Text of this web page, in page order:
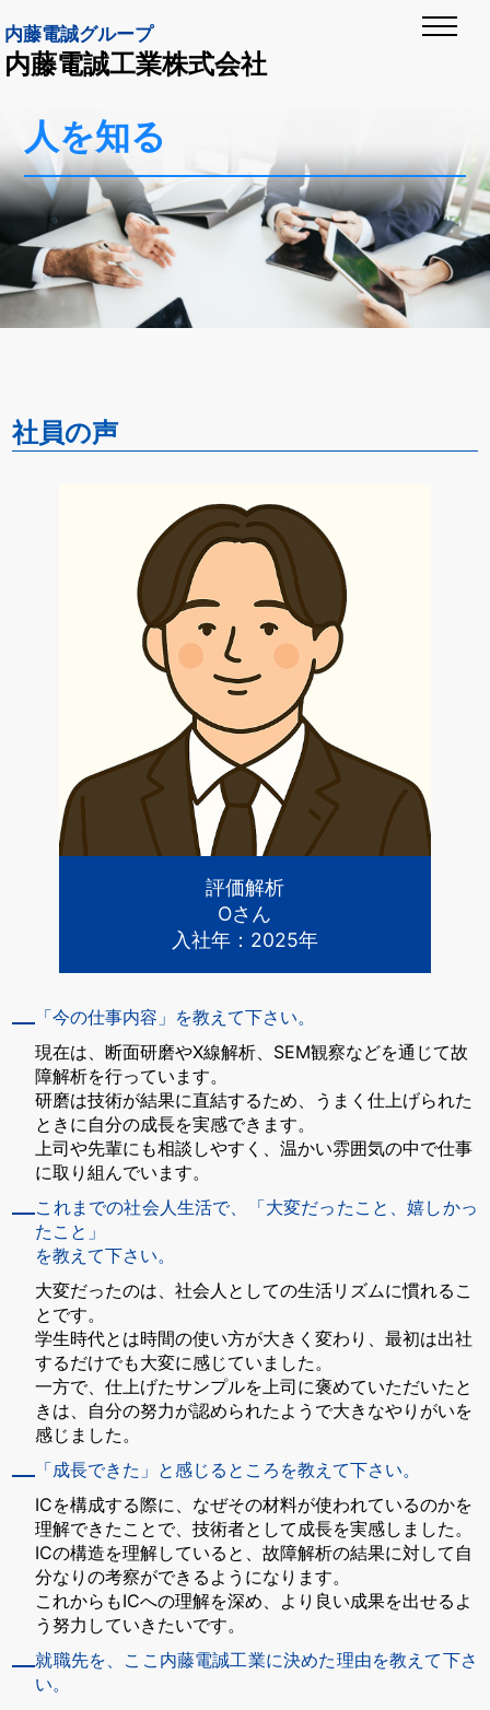
内藤電誠グループ
内藤電誠工業株式会社
人を知る
社員の声
評価解析
Oさん
入社年：2025年
「今の仕事内容」を教えて下さい。
現在は、断面研磨やX線解析、SEM観察などを通じて故
障解析を行っています。
研磨は技術が結果に直結するため、うまく仕上げられた
ときに自分の成長を実感できます。
上司や先輩にも相談しやすく、温かい雰囲気の中で仕事
に取り組んでいます。
これまでの社会人生活で、「大変だったこと、嬉しかっ
たこと」
を教えて下さい。
大変だったのは、社会人としての生活リズムに慣れるこ
とです。
学生時代とは時間の使い方が大きく変わり、最初は出社
するだけでも大変に感じていました。
一方で、仕上げたサンプルを上司に褒めていただいたと
きは、自分の努力が認められたようで大きなやりがいを
感じました。
「成長できた」と感じるところを教えて下さい。
ICを構成する際に、なぜその材料が使われているのかを
理解できたことで、技術者として成長を実感しました。
ICの構造を理解していると、故障解析の結果に対して自
分なりの考察ができるようになります。
これからもICへの理解を深め、より良い成果を出せるよ
う努力していきたいです。
就職先を、ここ内藤電誠工業に決めた理由を教えて下さ
い。